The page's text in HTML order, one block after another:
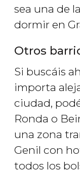
sea una de
dormir en
Otros
Si buscáis
importa
ciudad,
Ronda o
una zona
Genil con
todos los